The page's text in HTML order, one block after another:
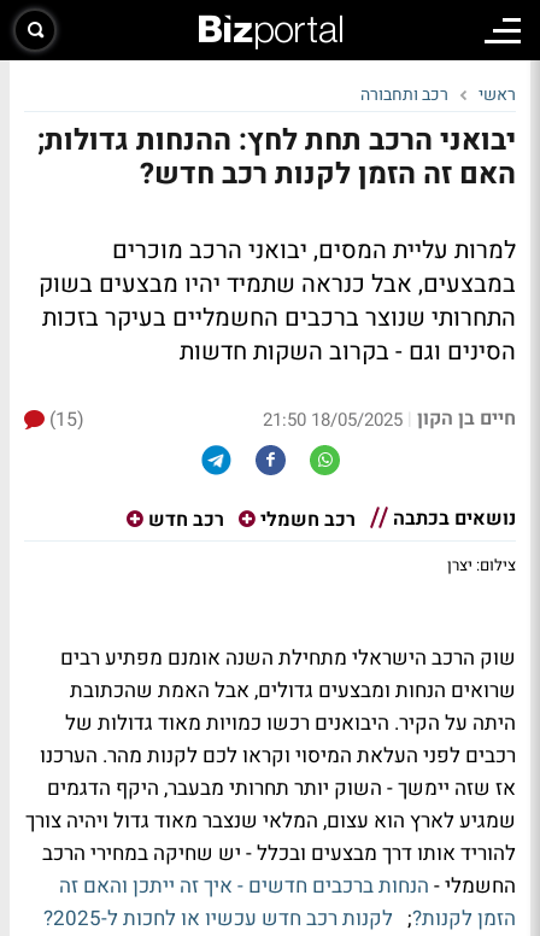
ראשי רכב ותחבורה
יבואני הרכב תחת לחץ: ההנחות גדולות;
האם זה הזמן לקנות רכב חדש?
למרות עליית המסים, יבואני הרכב מוכרים
במבצעים, אבל כנראה שתמיד יהיו מבצעים בשוק
התחרותי שנוצר ברכבים החשמליים בעיקר בזכות
הסינים וגם - בקרוב השקות חדשות
חיים בן הקון |
18/05/2025 21:50
(15)
נושאים בכתבה רכב חשמלי רכב חדש
צילום: יצרן
שוק הרכב הישראלי מתחילת השנה אומנם מפתיע רבים
שרואים הנחות ומבצעים גדולים, אבל האמת שהכתובת
היתה על הקיר. היבואנים רכשו כמויות מאוד גדולות של
רכבים לפני העלאת המיסוי וקראו לכם לקנות מהר. הערכנו
אז שזה יימשך - השוק יותר תחרותי מבעבר, היקף הדגמים
שמגיע לארץ הוא עצום, המלאי שנצבר מאוד גדול ויהיה צורך
להוריד אותו דרך מבצעים ובכלל - יש שחיקה במחירי הרכב
החשמלי - הנחות ברכבים חדשים - איך זה ייתכן והאם זה
הזמן לקנות?; לקנות רכב חדש עכשיו או לחכות ל-2025?